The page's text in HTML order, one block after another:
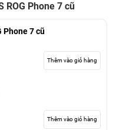
ROG Phone 7 cũ
Phone 7 cũ
Thêm vào giỏ hàng
Thêm vào giỏ hàng